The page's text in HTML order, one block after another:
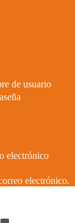
de usuario
electrónico
electrónico.